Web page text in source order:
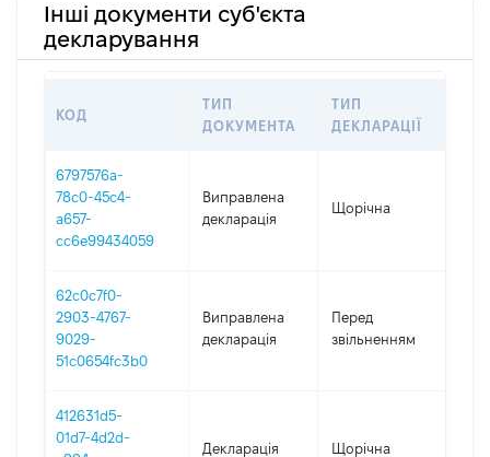
Інші документи суб'єкта
декларування
КОД
ТИП
ДОКУМЕНТА
ТИП
ДЕКЛАРАЦІЇ
6797576a-
78c0-45c4-
a657-
cc6e99434059
Виправлена
декларація
Щорічна
62c0c7f0-
2903-4767-
9029-
51c0654fc3b0
Виправлена
декларація
Перед
звільненням
412631d5-
01d7-4d2d-
Декларація Щорічна